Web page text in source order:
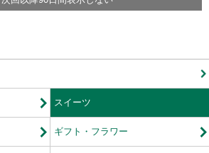
スイーツ
ギフト・フラワー